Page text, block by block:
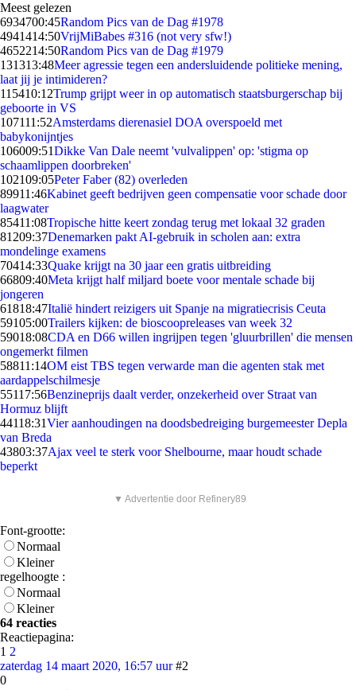
Meest gelezen
6934700:45Random Pics van de Dag #1978
4941414:50VrijMiBabes #316 (not very sfw!)
4652214:50Random Pics van de Dag #1979
131313:48Meer agressie tegen een andersluidende politieke mening,
laat jij je intimideren?
115410:12Trump grijpt weer in op automatisch staatsburgerschap bij
geboorte in VS
107111:52Amsterdams dierenasiel DOA overspoeld met
babykonijntjes
106009:51Dikke Van Dale neemt 'vulvalippen' op: 'stigma op
schaamlippen doorbreken'
102109:05Peter Faber (82) overleden
89911:46Kabinet geeft bedrijven geen compensatie voor schade door
laagwater
85411:08Tropische hitte keert zondag terug met lokaal 32 graden
81209:37Denemarken pakt AI-gebruik in scholen aan: extra
mondelinge examens
70414:33Quake krijgt na 30 jaar een gratis uitbreiding
66809:40Meta krijgt half miljard boete voor mentale schade bij
jongeren
61818:47Italië hindert reizigers uit Spanje na migratiecrisis Ceuta
59105:00Trailers kijken: de bioscoopreleases van week 32
59018:08CDA en D66 willen ingrijpen tegen 'gluurbrillen' die mensen
ongemerkt filmen
58811:14OM eist TBS tegen verwarde man die agenten stak met
aardappelschilmesje
55117:56Benzineprijs daalt verder, onzekerheid over Straat van
Hormuz blijft
44118:31Vier aanhoudingen na doodsbedreiging burgemeester Depla
van Breda
43803:37Ajax veel te sterk voor Shelbourne, maar houdt schade
beperkt
▼ Advertentie door Refinery89
Font-grootte:
Normaal
Kleiner
regelhoogte :
Normaal
Kleiner
64 reacties
Reactiepagina:
1 2
zaterdag 14 maart 2020, 16:57 uur #2
0